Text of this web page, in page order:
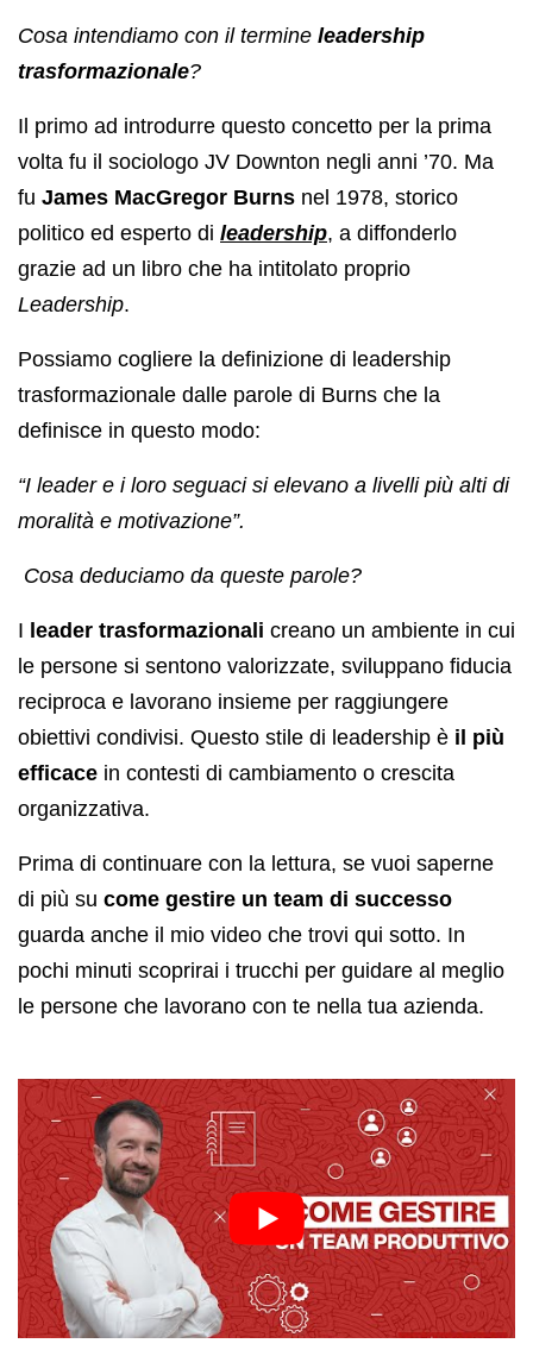
Cosa intendiamo con il termine leadership
trasformazionale?
Il primo ad introdurre questo concetto per la prima
volta fu il sociologo JV Downton negli anni ’70. Ma
fu James MacGregor Burns nel 1978, storico
politico ed esperto di leadership, a diffonderlo
grazie ad un libro che ha intitolato proprio
Leadership.
Possiamo cogliere la definizione di leadership
trasformazionale dalle parole di Burns che la
definisce in questo modo:
“I leader e i loro seguaci si elevano a livelli più alti di
moralità e motivazione”.
Cosa deduciamo da queste parole?
I leader trasformazionali creano un ambiente in cui
le persone si sentono valorizzate, sviluppano fiducia
reciproca e lavorano insieme per raggiungere
obiettivi condivisi. Questo stile di leadership è il più
efficace in contesti di cambiamento o crescita
organizzativa.
Prima di continuare con la lettura, se vuoi saperne
di più su come gestire un team di successo
guarda anche il mio video che trovi qui sotto. In
pochi minuti scoprirai i trucchi per guidare al meglio
le persone che lavorano con te nella tua azienda.